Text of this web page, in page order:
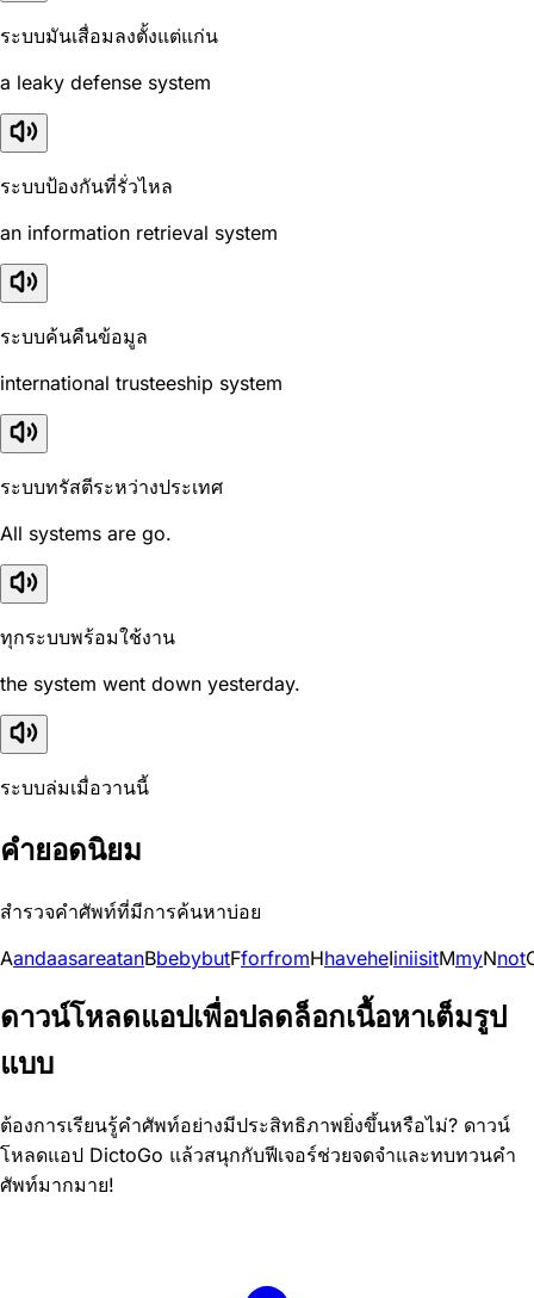
ระบบมันเสื่อมลงตั้งแต่แก่น
a leaky defense system
ระบบป้องกันที่รั่วไหล
an information retrieval system
ระบบค้นคืนข้อมูล
international trusteeship system
ระบบทรัสตีระหว่างประเทศ
All systems are go.
ทุกระบบพร้อมใช้งาน
the system went down yesterday.
ระบบล่มเมื่อวานนี้
คำยอดนิยม
สำรวจคำศัพท์ที่มีการค้นหาบ่อย
AandaasareatanBbebybutFforfromHhaveheIiniisitMmyNnot
ดาวน์โหลดแอปเพื่อปลดล็อกเนื้อหาเต็มรูป
แบบ
ต้องการเรียนรู้คำศัพท์อย่างมีประสิทธิภาพยิ่งขึ้นหรือไม่? ดาวน์
โหลดแอป DictoGo แล้วสนุกกับฟีเจอร์ช่วยจดจำและทบทวนคำ
ศัพท์มากมาย!